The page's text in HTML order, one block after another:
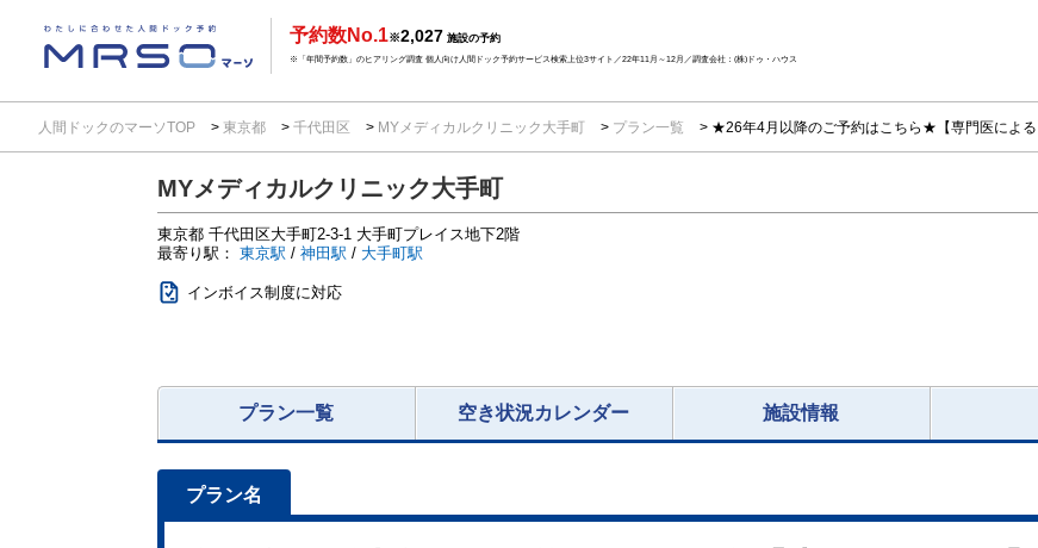
予約数No.1※2,027 施設の予約
※「年間予約数」のヒアリング調査 個人向け人間ドック予約サービス検索上位3サイト／22年11月～12月／調査会社：(株)ドゥ・ハウス
人間ドックのマーソTOP 東京都 千代田区 MYメディカルクリニック大手町 プラン一覧 ★26年4月以降のご予約はこちら★【専門医によ
MYメディカルクリニック大手町
東京都 千代田区大手町2-3-1 大手町プレイス地下2階
最寄り駅： 東京駅 / 神田駅 / 大手町駅
インボイス制度に対応
プラン一覧 空き状況カレンダー 施設情報